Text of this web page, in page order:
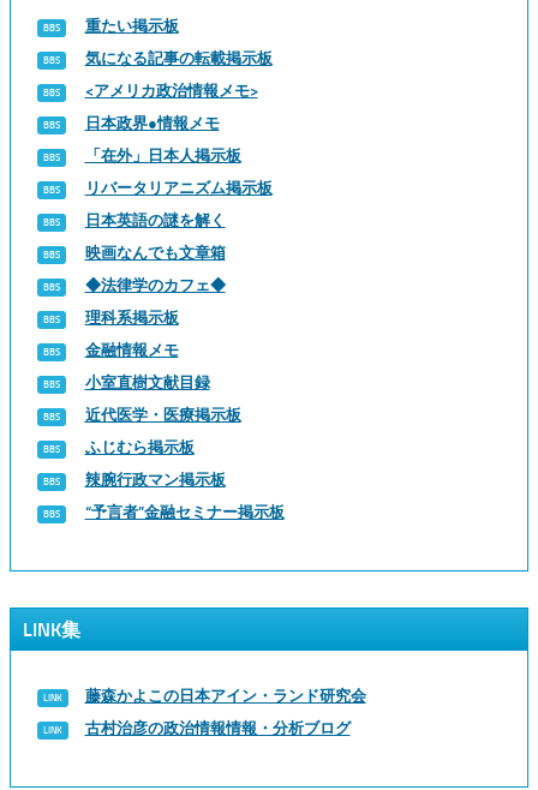
重たい掲示板
気になる記事の転載掲示板
<アメリカ政治情報メモ>
日本政界●情報メモ
「在外」日本人掲示板
リバータリアニズム掲示板
日本英語の謎を解く
映画なんでも文章箱
◆法律学のカフェ◆
理科系掲示板
金融情報メモ
小室直樹文献目録
近代医学・医療掲示板
ふじむら掲示板
辣腕行政マン掲示板
“予言者”金融セミナー掲示板
LINK集
藤森かよこの日本アイン・ランド研究会
古村治彦の政治情報情報・分析ブログ